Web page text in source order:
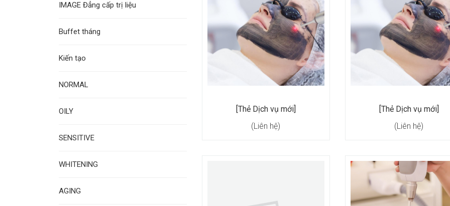
IMAGE Đẳng cấp trị liệu
Buffet tháng
Kiến tạo
NORMAL
OILY
SENSITIVE
WHITENING
AGING
[Thẻ Dịch vụ mới]
(Liên hệ)
[Thẻ Dịch vụ mới]
(Liên hệ)